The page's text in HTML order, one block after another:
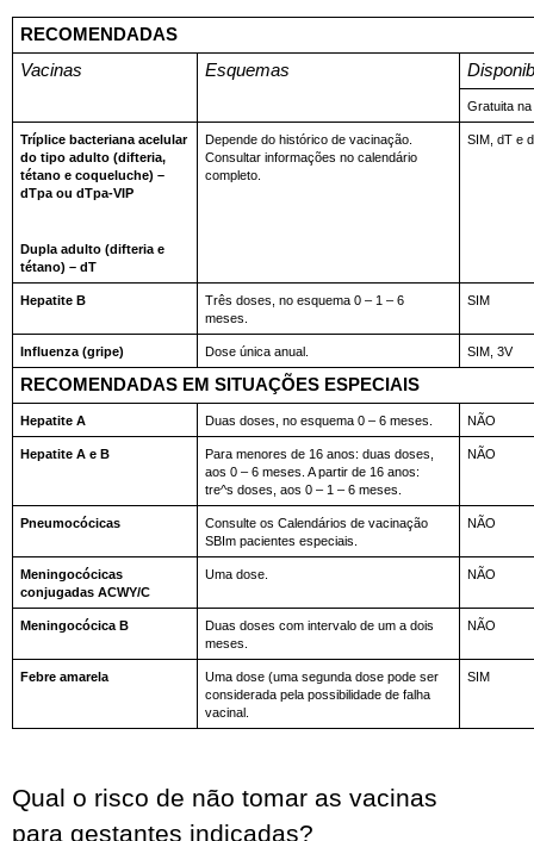
RECOMENDADAS
Vacinas
Esquemas
Gratuita
Tríplice bacteriana acelular
do tipo adulto (difteria,
tétano e coqueluche) –
dTpa ou dTpa-VIP
Dupla adulto (difteria e
tétano) – dT
Depende do histórico de vacinação.
Consultar informações no calendário
completo.
SIM, dT e
Hepatite B
Três doses, no esquema 0 – 1 – 6
meses.
SIM
Influenza (gripe) Dose única anual. SIM, 3V
RECOMENDADAS EM SITUAÇÕES ESPECIAIS
Hepatite A Duas doses, no esquema 0 – 6 meses. NÃO
Hepatite A e B
Para menores de 16 anos: duas doses,
aos 0 – 6 meses. A partir de 16 anos:
tre^s doses, aos 0 – 1 – 6 meses.
NÃO
Pneumocócicas
Consulte os Calendários de vacinação
SBIm pacientes especiais.
NÃO
Meningocócicas
conjugadas ACWY/C
Uma dose. NÃO
Meningocócica B
Duas doses com intervalo de um a dois
meses.
NÃO
Febre amarela
Uma dose (uma segunda dose pode ser
considerada pela possibilidade de falha
vacinal.
SIM
Qual o risco de não tomar as vacinas
para gestantes indicadas?